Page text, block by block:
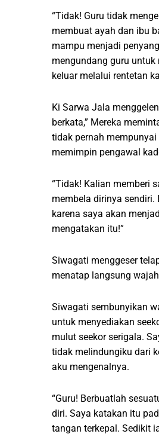
“Tidak! Guru tidak
membuat ayah dan ibu
mampu menjadi
mengundang guru
keluar melalui rentetan
Ki Sarwa Jala
berkata,” Mereka
tidak pernah
memimpin pengawal
“Tidak! Kalian memberi
membela dirinya
karena saya akan
mengatakan itu!”
Siwagati menggeser
menatap langsung
Siwagati sembunyikan
untuk menyediakan
mulut seekor serigala.
tidak melindungiku dari
aku mengenalnya.
“Guru! Berbuatlah
diri. Saya katakan itu
tangan terkepal. Sedikit